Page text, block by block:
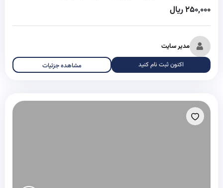
۲۵۰,۰۰۰ ریال
مدیر سایت
اکنون ثبت نام کنید
مشاهده جزئیات